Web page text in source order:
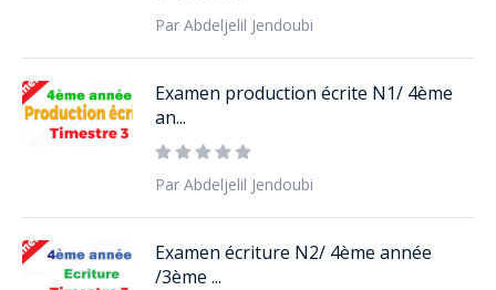
Par Abdeljelil Jendoubi
Examen production écrite N1/ 4ème
an...
Par Abdeljelil Jendoubi
Examen écriture N2/ 4ème année
/3ème ...